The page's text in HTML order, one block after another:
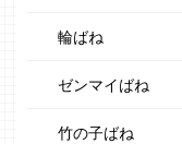
輪ばね
ゼンマイばね
竹の子ばね